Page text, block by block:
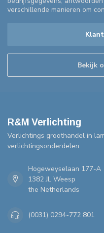
verschillende manieren om
Bekijk
R&M Verlichting
Verlichtings groothandel in
verlichtingsonderdelen
Hogeweyselaan 177-A
1382 JL Weesp
the Netherlands
(0031) 0294-772 801